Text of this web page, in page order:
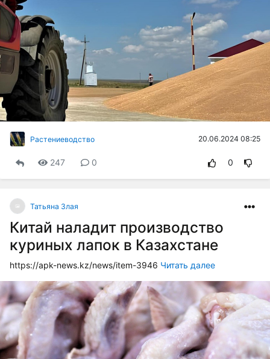
Растениеводство 20.06.2024 08:25
247 0 0
Татьяна Злая
Китай наладит производство
куриных лапок в Казахстане
https://apk-news.kz/news/item-3946 Читать далее